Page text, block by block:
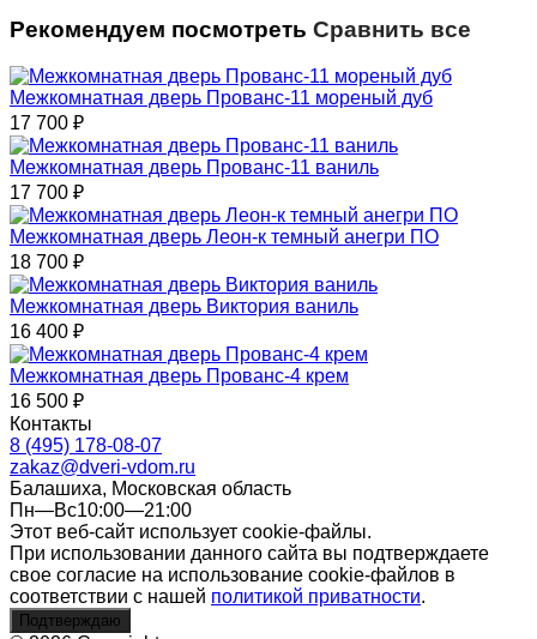
Рекомендуем посмотреть Сравнить все
Межкомнатная дверь Прованс-11 мореный дуб
17 700 ₽
Межкомнатная дверь Прованс-11 ваниль
17 700 ₽
Межкомнатная дверь Леон-к темный анегри ПО
18 700 ₽
Межкомнатная дверь Виктория ваниль
16 400 ₽
Межкомнатная дверь Прованс-4 крем
16 500 ₽
Контакты
8 (495) 178-08-07
zakaz@dveri-vdom.ru
Балашиха, Московская область
Пн—Вс10:00—21:00
Этот веб-сайт использует cookie-файлы.
При использовании данного сайта вы подтверждаете
свое согласие на использование cookie-файлов в
соответствии с нашей политикой приватности.
Подтверждаю